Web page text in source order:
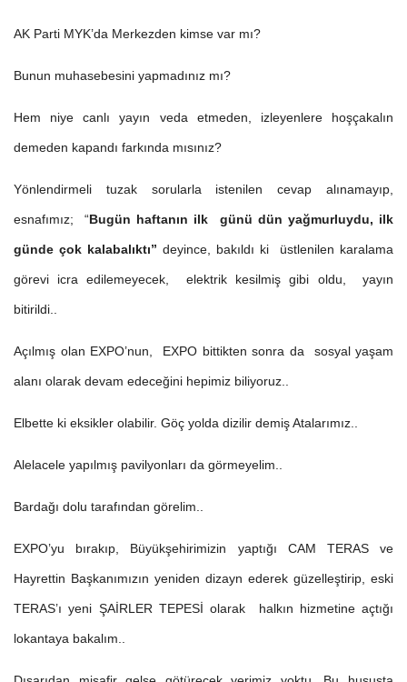
AK Parti MYK’da Merkezden kimse var mı?
Bunun muhasebesini yapmadınız mı?
Hem niye canlı yayın veda etmeden, izleyenlere hoşçakalın
demeden kapandı farkında mısınız?
Yönlendirmeli tuzak sorularla istenilen cevap alınamayıp,
esnafımız; “Bugün haftanın ilk günü dün yağmurluydu, ilk
günde çok kalabalıktı” deyince, bakıldı ki üstlenilen karalama
görevi icra edilemeyecek, elektrik kesilmiş gibi oldu, yayın
bitirildi..
Açılmış olan EXPO’nun, EXPO bittikten sonra da sosyal yaşam
alanı olarak devam edeceğini hepimiz biliyoruz..
Elbette ki eksikler olabilir. Göç yolda dizilir demiş Atalarımız..
Alelacele yapılmış pavilyonları da görmeyelim..
Bardağı dolu tarafından görelim..
EXPO’yu bırakıp, Büyükşehirimizin yaptığı CAM TERAS ve
Hayrettin Başkanımızın yeniden dizayn ederek güzelleştirip, eski
TERAS’ı yeni ŞAİRLER TEPESİ olarak halkın hizmetine açtığı
lokantaya bakalım..